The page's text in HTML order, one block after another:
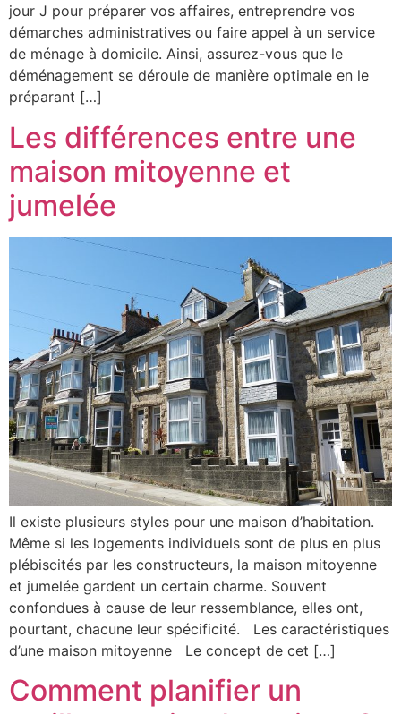
jour J pour préparer vos affaires, entreprendre vos
démarches administratives ou faire appel à un service
de ménage à domicile. Ainsi, assurez-vous que le
déménagement se déroule de manière optimale en le
préparant […]
Les différences entre une
maison mitoyenne et
jumelée
Il existe plusieurs styles pour une maison d’habitation.
Même si les logements individuels sont de plus en plus
plébiscités par les constructeurs, la maison mitoyenne
et jumelée gardent un certain charme. Souvent
confondues à cause de leur ressemblance, elles ont,
pourtant, chacune leur spécificité. Les caractéristiques
d’une maison mitoyenne Le concept de cet […]
Comment planifier un